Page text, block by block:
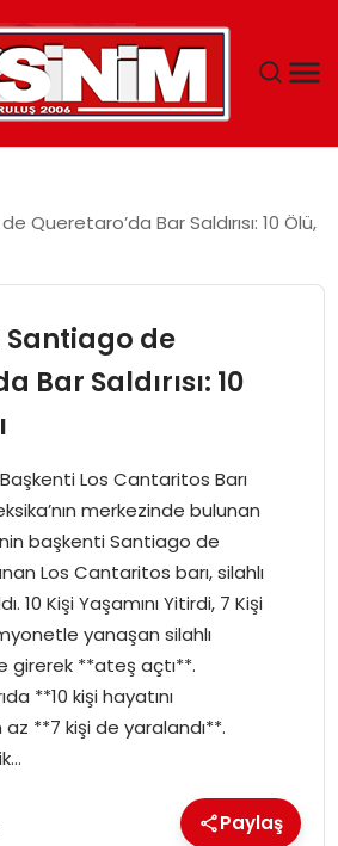
Queretaro’da Bar Saldırısı: 10 Ölü,
Santiago de
Bar Saldırısı: 10
Los Cantaritos Barı
merkezinde bulunan
başkenti Santiago de
Los Cantaritos barı, silahlı
10 Kişi Yaşamını Yitirdi, 7 Kişi
yanaşan silahlı
girerek **ateş açtı**.
**10 kişi hayatını
**7 kişi de yaralandı**.
Paylaş